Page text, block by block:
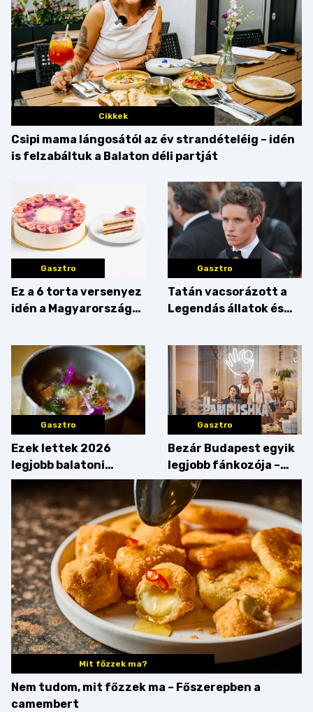
Cikkek
Csipi mama lángosától az év strandételéig – idén
is felzabáltuk a Balaton déli partját
Gasztro
Ez a 6 torta versenyez
idén a Magyarország
Gasztro
Tatán vacsorázott a
Legendás állatok és
Gasztro
Ezek lettek 2026
legjobb balatoni
strandételei –
végigkóstoltuk a
győzteseket
Gasztro
Bezár Budapest egyik
legjobb fánkozója –
búcsúzik a Pampushka
Mit főzzek ma?
Nem tudom, mit főzzek ma – Főszerepben a
camembert